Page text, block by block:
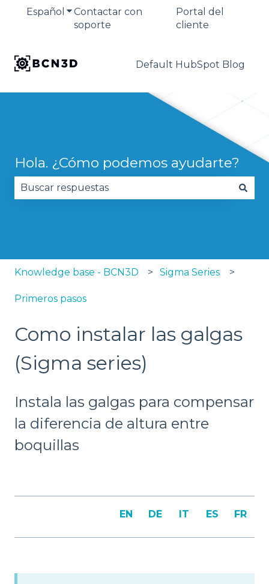
Español Traducciones de Mostrar submenú de
Contactar con
soporte
Portal del
cliente
Default HubSpot Blog
Hola. ¿Cómo podemos ayudarte?
Knowledge base - BCN3D Sigma Series
Primeros pasos
Como instalar las galgas
(Sigma series)
Instala las galgas para compensar
la diferencia de altura entre
boquillas
EN DE IT ES FR